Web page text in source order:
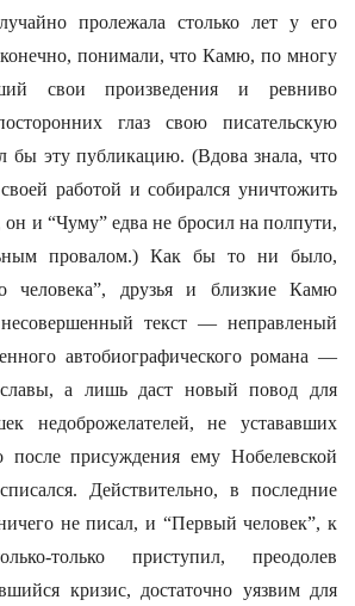
пролежала столько лет у его
понимали, что Камю, по многу
свои произведения и ревниво
глаз свою писательскую
бы эту публикацию. (Вдова знала, что
работой и собирался уничтожить
и “Чуму” едва не бросил на полпути,
провалом.) Как бы то ни было,
человека”, друзья и близкие Камю
текст — неправленый
автобиографического романа —
а лишь даст новый повод для
недоброжелателей, не устававших
после присуждения ему Нобелевской
Действительно, в последние
не писал, и “Первый человек”, к
только приступил, преодолев
кризис, достаточно уязвим для